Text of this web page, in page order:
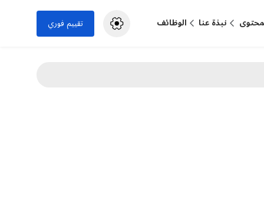
نبذة عنا الوظائف تقييم فوري